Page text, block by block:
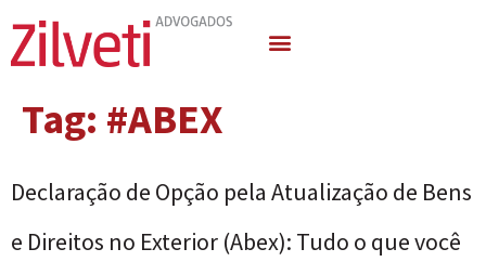
Tag: #ABEX
Declaração de Opção pela Atualização de Bens
e Direitos no Exterior (Abex): Tudo o que você